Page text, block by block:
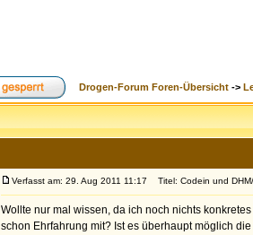
Drogen-Forum Foren-Übersicht ->
Verfasst am: 29. Aug 2011 11:17 Titel: Codein und
Wollte nur mal wissen, da ich noch nichts
schon Ehrfahrung mit? Ist es überhaupt möglich